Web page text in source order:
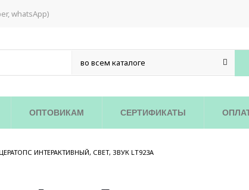
whatsApp)
ОПТОВИКАМ СЕРТИФИКАТЫ
ИНТЕРАКТИВНЫЙ, СВЕТ, ЗВУК LT923A